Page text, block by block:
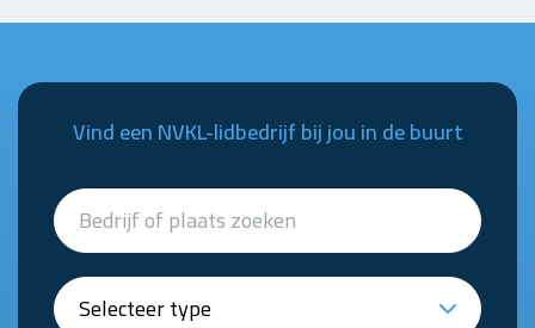
Vind een NVKL-lidbedrijf bij jou in de buurt